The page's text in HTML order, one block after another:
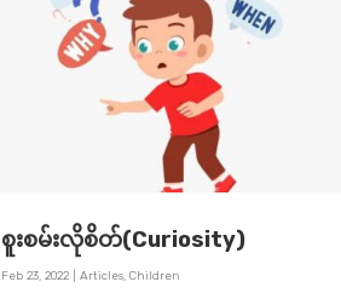
စူးစမ်းလိုစိတ်(Curiosity)
Feb 23, 2022| Articles, Children